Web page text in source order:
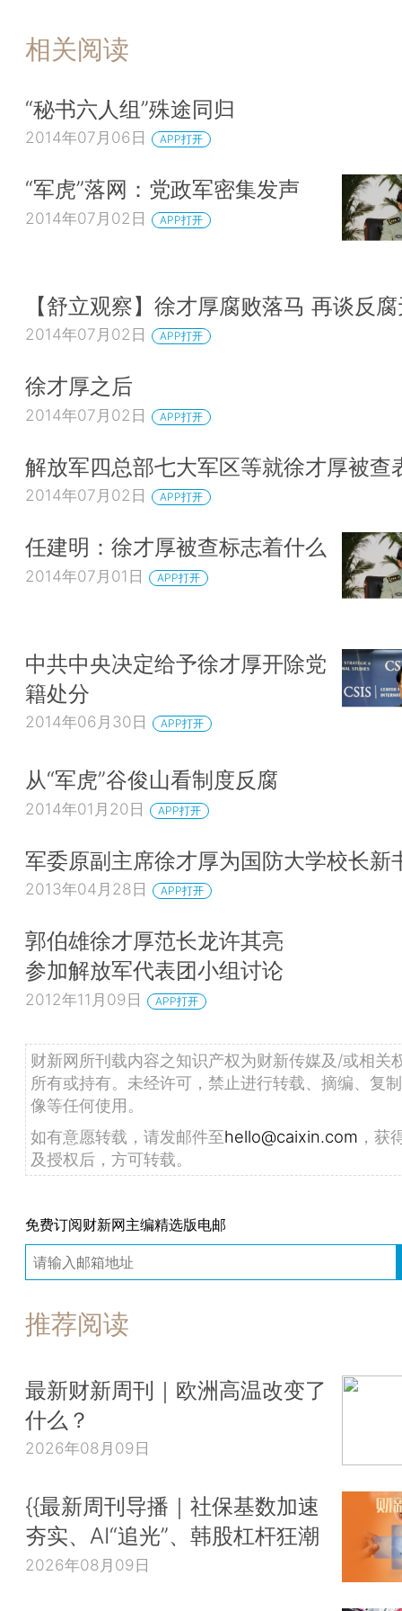
相关阅读
“秘书六人组”殊途同归
2014年07月06日 APP打开
“军虎”落网：党政军密集发声
2014年07月02日 APP打开
【舒立观察】徐才厚腐败落马 再谈反
2014年07月02日 APP打开
徐才厚之后
2014年07月02日 APP打开
解放军四总部七大军区等就徐才厚被查
2014年07月02日 APP打开
任建明：徐才厚被查标志着什么
2014年07月01日 APP打开
中共中央决定给予徐才厚开除党
籍处分
2014年06月30日 APP打开
从“军虎”谷俊山看制度反腐
2014年01月20日 APP打开
军委原副主席徐才厚为国防大学校长新
2013年04月28日 APP打开
郭伯雄徐才厚范长龙许其亮
参加解放军代表团小组讨论
2012年11月09日 APP打开
财新网所刊载内容之知识产权为财新传媒及/或相关
所有或持有。未经许可，禁止进行转载、摘编、复
像等任何使用。
如有意愿转载，请发邮件至hello@caixin.com ，获
及授权后，方可转载。
免费订阅财新网主编精选版电邮
推荐阅读
最新财新周刊｜欧洲高温改变了
什么？
2026年08月09日
{{最新周刊导播｜社保基数加速
夯实、AI“追光”、韩股杠杆狂潮
2026年08月09日